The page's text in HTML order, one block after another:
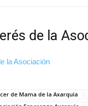
de la
la Asociación
de Mama de la Axarquía